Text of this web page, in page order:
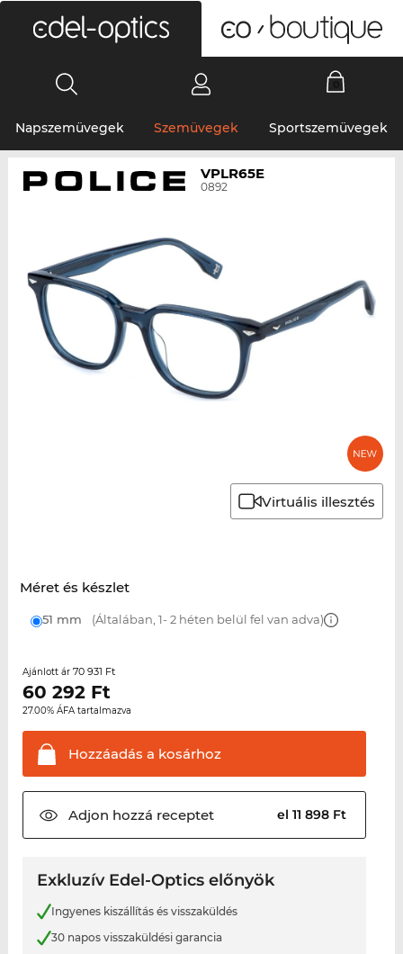
Napszemüvegek Szemüvegek Sportszemüvegek
VPLR65E
0892
Virtuális illesztés
Méret és készlet
51 mm (Általában, 1- 2 héten belül fel van adva)
Ajánlott ár 70 931 Ft
60 292Ft
27.00% ÁFA tartalmazva
Hozzáadás a kosárhoz
Adjon hozzá receptet el 11 898 Ft
Exkluzív Edel-Optics előnyök
Ingyenes kiszállítás és visszaküldés
30 napos visszaküldési garancia